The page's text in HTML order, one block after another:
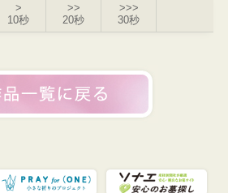
>
10秒
>>
20秒
>>>
30秒